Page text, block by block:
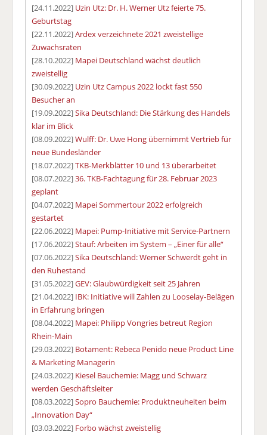
[24.11.2022] Uzin Utz: Dr. H. Werner Utz feierte 75.
Geburtstag
[22.11.2022]Ardex verzeichnete 2021 zweistellige
Zuwachsraten
[28.10.2022] Mapei Deutschland wächst deutlich
zweistellig
[30.09.2022] Uzin Utz Campus 2022 lockt fast 550
Besucher an
[19.09.2022]Sika Deutschland: Die Stärkung des Handels
klar im Blick
[08.09.2022]Wulff: Dr. Uwe Hong übernimmt Vertrieb für
neue Bundesländer
[18.07.2022]TKB-Merkblätter 10 und 13 überarbeitet
[08.07.2022]36. TKB-Fachtagung für 28. Februar 2023
geplant
[04.07.2022] Mapei Sommertour 2022 erfolgreich
gestartet
[22.06.2022] Mapei: Pump-Initiative mit Service-Partnern
[17.06.2022]Stauf: Arbeiten im System – „Einer für alle“
[07.06.2022]Sika Deutschland: Werner Schwerdt geht in
den Ruhestand
[31.05.2022]GEV: Glaubwürdigkeit seit 25 Jahren
[21.04.2022] IBK: Initiative will Zahlen zu Looselay-Belägen
in Erfahrung bringen
[08.04.2022] Mapei: Philipp Vongries betreut Region
Rhein-Main
[29.03.2022] Botament: Rebeca Penido neue Product Line
& Marketing Managerin
[24.03.2022] Kiesel Bauchemie: Magg und Schwarz
werden Geschäftsleiter
[08.03.2022]Sopro Bauchemie: Produktneuheiten beim
„Innovation Day“
[03.03.2022] Forbo wächst zweistellig